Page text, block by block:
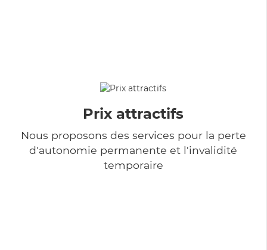
Prix attractifs
Nous proposons des services pour la perte
d'autonomie permanente et l'invalidité
temporaire